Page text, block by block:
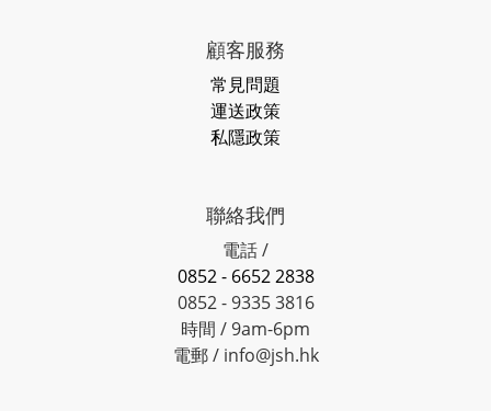
顧客服務
常見問題
運送政策
私隱政策
聯絡我們
電話 /
0852 - 6652 2838
0852 - 9335 3816
時間 / 9am-6pm
電郵 / info@jsh.hk